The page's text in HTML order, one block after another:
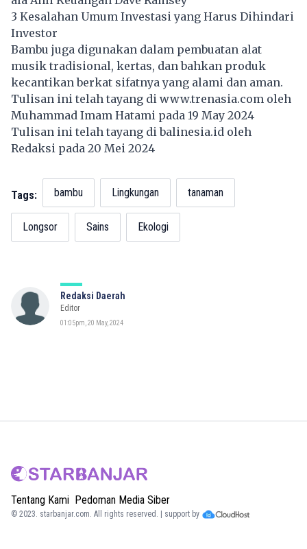
3 Kesalahan Umum Investasi yang Harus Dihindari
Investor
Bambu juga digunakan dalam pembuatan alat
musik tradisional, kertas, dan bahkan produk
kecantikan berkat sifatnya yang alami dan aman.
Tulisan ini telah tayang di www.trenasia.com oleh
Muhammad Imam Hatami pada 19 May 2024
Tulisan ini telah tayang dibalinesia.id oleh
Redaksi pada 20 Mei 2024
Tags: bambu Lingkungan tanaman
Longsor Sains Ekologi
Redaksi Daerah
Editor
01:05pm, 20 May, 2024
Tentang Kami Pedoman Media Siber
© 2023. starbanjar.com. All rights reserved. | support by